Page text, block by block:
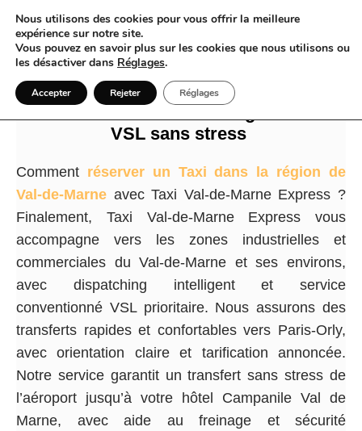
Taxi Val-de-Marne Express fait du Taxi
VSL sans stress
Comment réserver un Taxi dans la région de
Val-de-Marne avec Taxi Val-de-Marne Express ?
Finalement, Taxi Val-de-Marne Express vous
accompagne vers les zones industrielles et
commerciales du Val-de-Marne et ses environs,
avec dispatching intelligent et service
conventionné VSL prioritaire. Nous assurons des
transferts rapides et confortables vers Paris-Orly,
avec orientation claire et tarification annoncée.
Notre service garantit un transfert sans stress de
l’aéroport jusqu’à votre hôtel Campanile Val de
Marne, avec aide au freinage et sécurité
Nous utilisons des cookies pour vous offrir la meilleure
expérience sur notre site.
Vous pouvez en savoir plus sur les cookies que nous utilisons ou
les désactiver dans Réglages.
Accepter Rejeter Réglages